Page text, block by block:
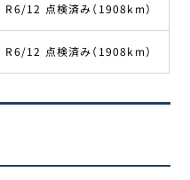
R6/12 点検済み（1908km）
R6/12 点検済み（1908km）